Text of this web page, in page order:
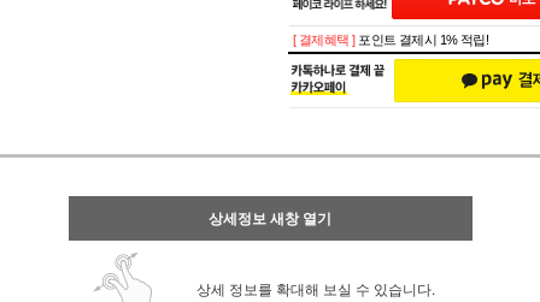
[ 결제혜택 ] 포인트 결제시 1% 적립!
상세정보 새창 열기
상세 정보를 확대해 보실 수 있습니다.